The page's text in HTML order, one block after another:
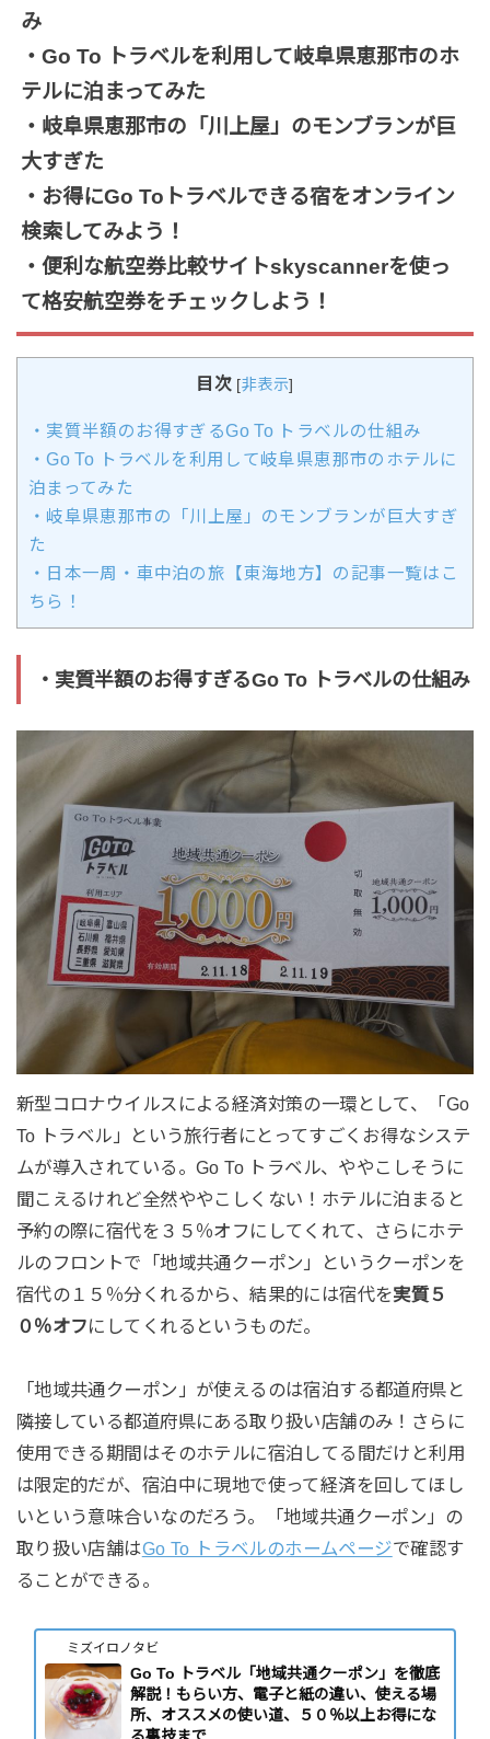
み
・Go To トラベルを利用して岐阜県恵那市のホ
テルに泊まってみた
・岐阜県恵那市の「川上屋」のモンブランが巨
大すぎた
・お得にGo Toトラベルできる宿をオンライン
検索してみよう！
・便利な航空券比較サイトskyscannerを使っ
て格安航空券をチェックしよう！
目次 [非表示]
・実質半額のお得すぎるGo To トラベルの仕組み
・Go To トラベルを利用して岐阜県恵那市のホテルに
泊まってみた
・岐阜県恵那市の「川上屋」のモンブランが巨大すぎ
た
・日本一周・車中泊の旅【東海地方】の記事一覧はこ
ちら！
・実質半額のお得すぎるGo To トラベルの仕組み
新型コロナウイルスによる経済対策の一環として、「Go
To トラベル」という旅行者にとってすごくお得なシステ
ムが導入されている。Go To トラベル、ややこしそうに
聞こえるけれど全然ややこしくない！ホテルに泊まると
予約の際に宿代を３５％オフにしてくれて、さらにホテ
ルのフロントで「地域共通クーポン」というクーポンを
宿代の１５％分くれるから、結果的には宿代を実質５
０％オフにしてくれるというものだ。
「地域共通クーポン」が使えるのは宿泊する都道府県と
隣接している都道府県にある取り扱い店舗のみ！さらに
使用できる期間はそのホテルに宿泊してる間だけと利用
は限定的だが、宿泊中に現地で使って経済を回してほし
いという意味合いなのだろう。「地域共通クーポン」の
取り扱い店舗はGo To トラベルのホームページで確認す
ることができる。
ミズイロノタビ
Go To トラベル「地域共通クーポン」を徹底
解説！もらい方、電子と紙の違い、使える場
所、オススメの使い道、５０％以上お得にな
る裏技まで